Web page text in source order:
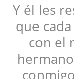
Y él les
que
con el